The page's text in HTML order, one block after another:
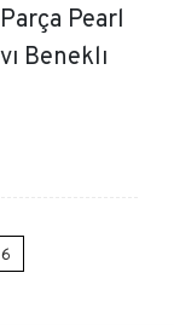
Pearl
Beneklı
6